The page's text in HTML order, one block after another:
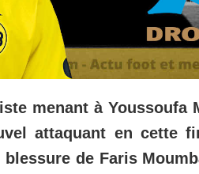
menant à Youssoufa
attaquant en cette
de Faris